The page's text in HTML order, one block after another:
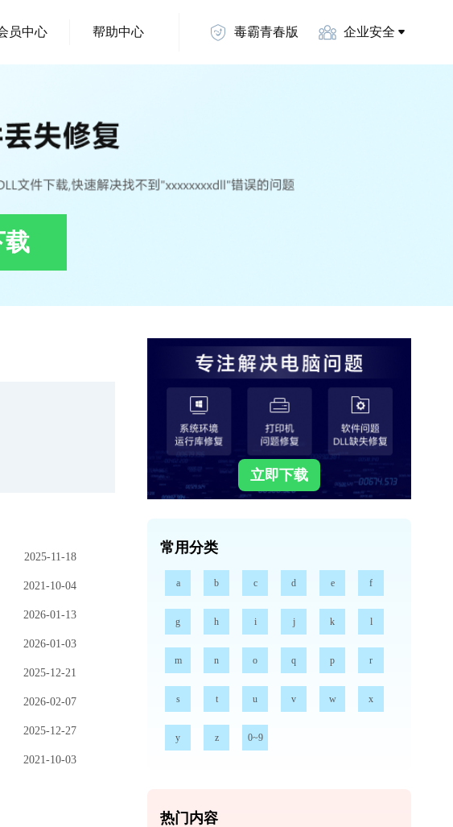
员中心 帮助中心 毒霸青春版 企业安全
载
2025-11-18
2021-10-04
2026-01-13
2026-01-03
2025-12-21
2026-02-07
2025-12-27
2021-10-03
立即下载
常用分类
a b c d e f
g h i j k l
m n o q p r
s t u v w x
y z 0~9
热门内容